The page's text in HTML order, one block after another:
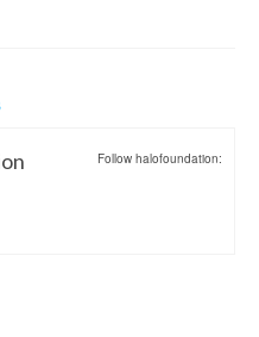
Follow halofoundation: